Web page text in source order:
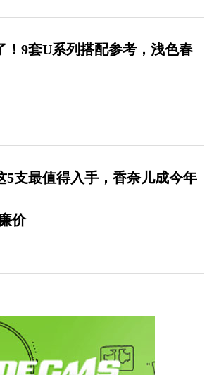
！9套U系列搭配参考，浅色春
5支最值得入手，香奈儿成今年
价